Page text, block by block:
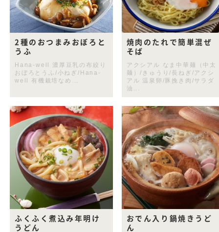
2種のおつまみおぼろと
うふ
Hana-well 濃厚豆乳の布絞り
おぼろとうふ/小ねぎ/Hana-
well 有機栽培なめ...
焼肉のたれで簡単混ぜ
そば
アクシアル なま中華麺（中太
麺）/きゅうり/長ねぎ/アクシ
アル 温泉卵/豚挽き肉/サラダ
油...
ふくふく煮込み年明け
うどん
おでん入り鍋焼きうど
ん